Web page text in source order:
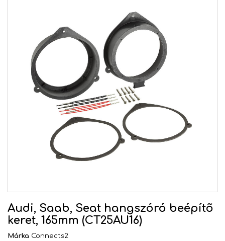
Audi, Saab, Seat hangszóró beépítõ
keret, 165mm (CT25AU16)
Márka Connects2